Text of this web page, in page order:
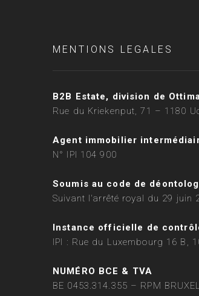
MENTIONS LEGALES
B2B Estate, division de
Rue du Kriekenput, 71 – 1180
Agent immobilier
N° IPI 104 900
Soumis au code de
Suivant l'arrêté royal du 29 juin
Instance officielle de
IPI : Rue du Luxembourg 16 B,
NUMÉRO BCE & TVA
BE 0453.314.355 – RPM